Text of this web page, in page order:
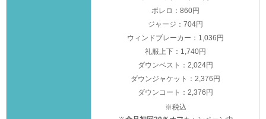
ボレロ：860円
ジャージ：704円
ウィンドブレーカー：1,036円
礼服上下：1,740円
ダウンベスト：2,024円
ダウンジャケット：2,376円
ダウンコート：2,376円
※税込